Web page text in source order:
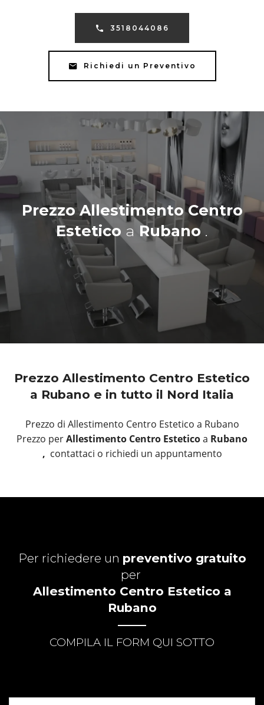
3518044086
Richiedi un Preventivo
Prezzo Allestimento Centro
Estetico a Rubano .
Prezzo Allestimento Centro Estetico
a Rubano e in tutto il Nord Italia
Prezzo di Allestimento Centro Estetico a Rubano
Prezzo perAllestimento Centro Esteticoa Rubano
, contattaci o richiedi un appuntamento
Per richiedere un preventivo gratuito
per
Allestimento Centro Estetico a
Rubano
COMPILA IL FORM QUI SOTTO